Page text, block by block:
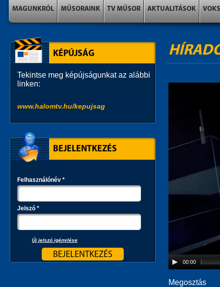
MAGUNKRÓL MŰSORAINK TV MŰSOR AKTUALITÁSOK VOKS
00:00
Megosztás
KÉPÚJSÁG
Tekintse meg képújságunkat az alábbi
linken:
www.halomtv.hu/kepujsag
BEJELENTKEZÉS
Felhasználónév *
Jelszó *
Új jelszó igénylése